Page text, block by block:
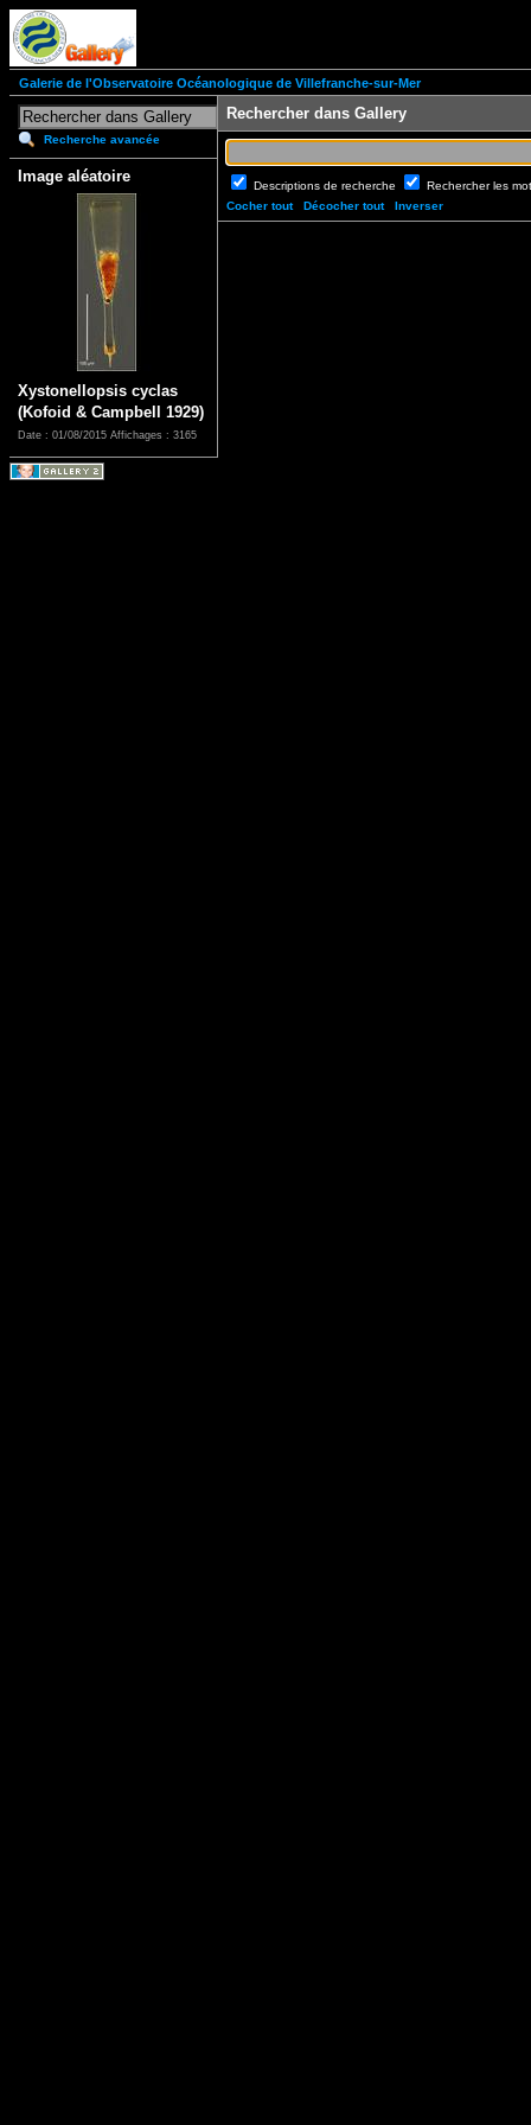
Galerie de l'Observatoire Océanologique de Villefranche-sur-Mer
Recherche avancée
Image aléatoire
Xystonellopsis cyclas
(Kofoid & Campbell 1929)
Date : 01/08/2015 Affichages : 3165
Rechercher dans Gallery
Descriptions de recherche
Rechercher les
Cocher tout
Décocher tout Inverser